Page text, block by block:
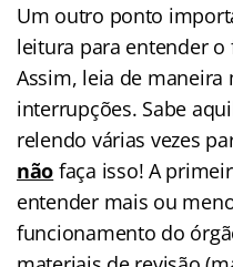
Um outro ponto
leitura para entender o
Assim, leia de
interrupções. Sabe
relendo várias vezes
não faça isso! A
entender mais ou
funcionamento do